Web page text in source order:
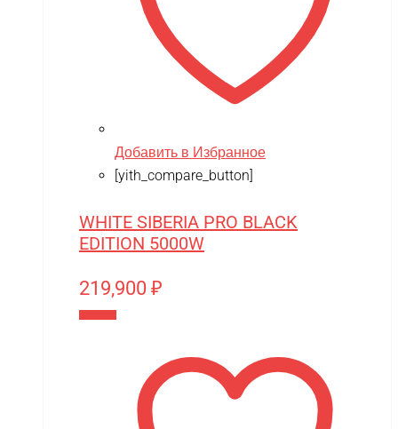
Добавить в Избранное
[yith_compare_button]
WHITE SIBERIA PRO BLACK
EDITION 5000W
219,900 ₽